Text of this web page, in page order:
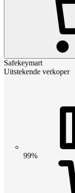
Safekeymart
Uitstekende verkoper
99%